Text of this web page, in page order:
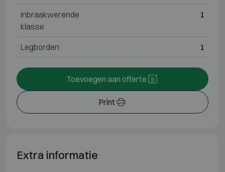
Inbraakwerende
klasse
1
Legborden 1
Print
Toevoegen aan offerte
Extra informatie